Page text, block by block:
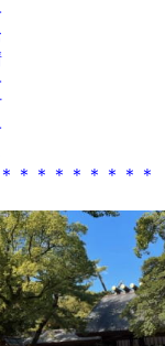
子
＊＊＊＊＊＊＊＊